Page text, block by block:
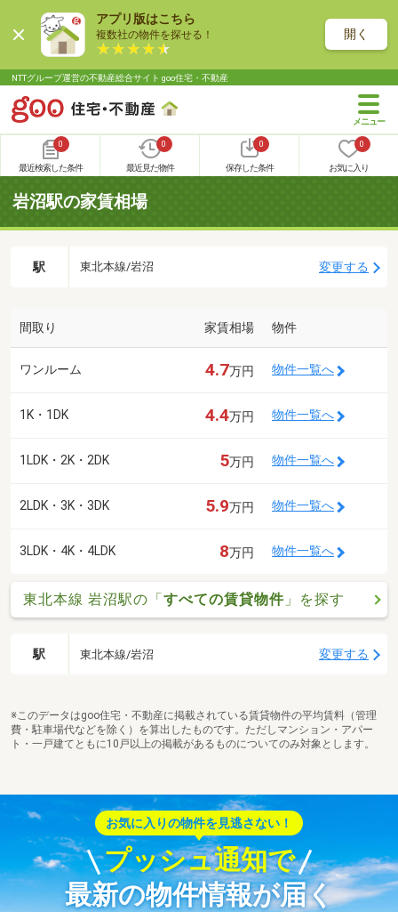
アプリ版はこちら
複数社の物件を探せる！ 開く
NTTグループ運営の不動産総合サイト goo住宅・不動産
0
最近検索した条件
0
最近見た物件
0
保存した条件
0
お気に入り
岩沼駅の家賃相場
駅 東北本線/岩沼 変更する
間取り 家賃相場 物件
ワンルーム 4.7万円 物件一覧へ
1K・1DK 4.4万円 物件一覧へ
1LDK・2K・2DK 5万円 物件一覧へ
2LDK・3K・3DK 5.9万円 物件一覧へ
3LDK・4K・4LDK 8万円 物件一覧へ
東北本線 岩沼駅の「すべての賃貸物件 」を探す
駅 東北本線/岩沼 変更する
※このデータはgoo住宅・不動産に掲載されている賃貸物件の平均賃料（管理
費・駐車場代などを除く）を算出したものです。ただしマンション・アパー
ト・一戸建てともに10戸以上の掲載があるものについてのみ対象とします。
お気に入りの物件を見逃さない！
プッシュ通知で
最新の物件情報が届く